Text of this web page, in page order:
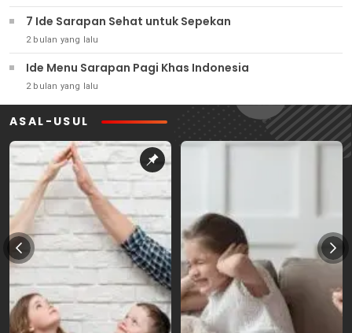
7 Ide Sarapan Sehat untuk Sepekan
2 bulan yang lalu
Ide Menu Sarapan Pagi Khas Indonesia
2 bulan yang lalu
ASAL-USUL